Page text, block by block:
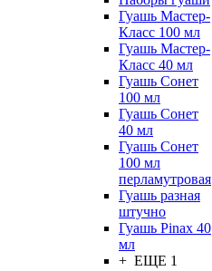
Гуашь Мастер-
Класс 100 мл
Гуашь Мастер-
Класс 40 мл
Гуашь Сонет
100 мл
Гуашь Сонет
40 мл
Гуашь Сонет
100 мл
перламутровая
Гуашь разная
штучно
Гуашь Pinax 40
мл
+ ЕЩЕ 1